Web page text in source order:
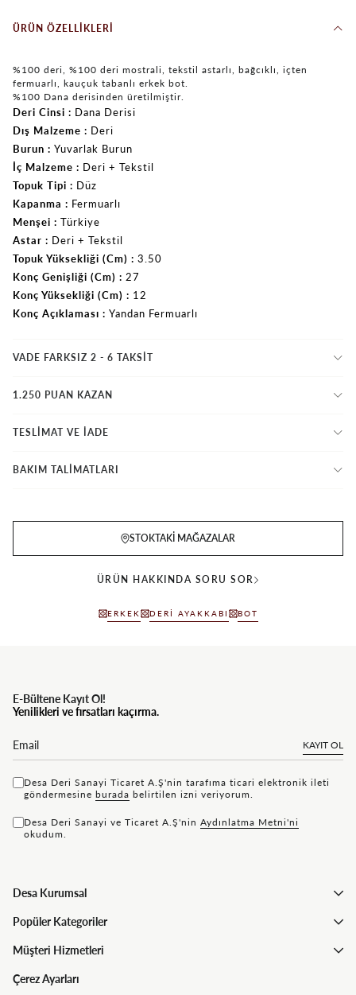
ÜRÜN ÖZELLIKLERI
%100 deri, %100 deri mostrali, tekstil astarlı, bağcıklı, içten
fermuarlı, kauçuk tabanlı erkek bot.
%100 Dana derisinden üretilmiştir.
Deri Cinsi
Dana Derisi
Dış Malzeme
Deri
Burun
Yuvarlak Burun
İç Malzeme
Deri + Tekstil
Topuk Tipi
Düz
Kapanma
Fermuarlı
Menşei
Türkiye
Astar
Deri + Tekstil
Topuk Yüksekliği (Cm)
3.50
Konç Genişliği (Cm)
27
Konç Yüksekliği (Cm)
12
Konç Açıklaması
Yandan Fermuarlı
VADE FARKSIZ 2 - 6 TAKSIT
1.250 PUAN KAZAN
TESLİMAT VE İADE
BAKIM TALİMATLARI
STOKTAKI MAĞAZALAR
ÜRÜN HAKKINDA SORU SOR
ERKEK DERI AYAKKABI BOT
E-Bültene Kayıt Ol!
Yenilikleri ve fırsatları kaçırma.
KAYIT OL
Desa Deri Sanayi Ticaret A.Ş'nin tarafıma ticari elektronik ileti
göndermesine bu rada belirtilen izni veriyorum.
Desa Deri Sanayi ve Ticaret A.Ş'nin Aydınlatma Metni'ni
okudum.
Desa Kurumsal
Popüler Kategoriler
Müşteri Hizmetleri
Çerez Ayarları